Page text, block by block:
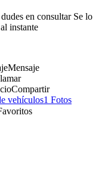
en consultar Se lo
instante
Mensaje
Compartir
1 Fotos